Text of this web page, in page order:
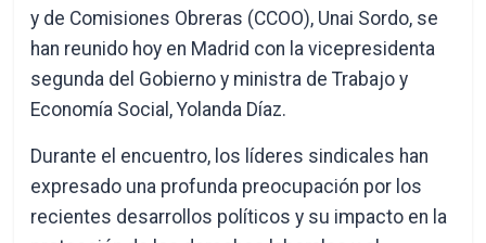
y de Comisiones Obreras (CCOO), Unai Sordo, se
han reunido hoy en Madrid con la vicepresidenta
segunda del Gobierno y ministra de Trabajo y
Economía Social, Yolanda Díaz.
Durante el encuentro, los líderes sindicales han
expresado una profunda preocupación por los
recientes desarrollos políticos y su impacto en la